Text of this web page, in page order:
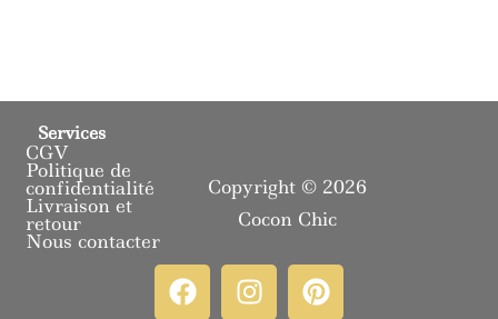
Services
CGV
Politique de
confidentialité
Livraison et
retour
Nous contacter
Copyright © 2026
Cocon Chic
F
a
I
n
P
i